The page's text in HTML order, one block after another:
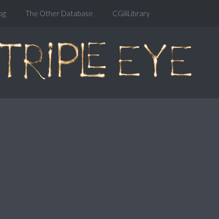
The Other Database CGiiiLibrary